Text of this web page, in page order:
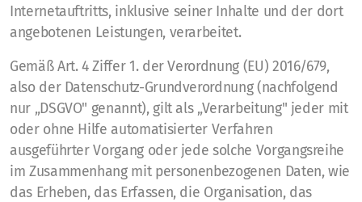
Internetauftritts, inklusive seiner Inhalte und der dort
angebotenen Leistungen, verarbeitet.
Gemäß Art. 4 Ziffer 1. der Verordnung (EU) 2016/679,
also der Datenschutz-Grundverordnung (nachfolgend
nur „DSGVO" genannt), gilt als „Verarbeitung" jeder mit
oder ohne Hilfe automatisierter Verfahren
ausgeführter Vorgang oder jede solche Vorgangsreihe
im Zusammenhang mit personenbezogenen Daten, wie
das Erheben, das Erfassen, die Organisation, das